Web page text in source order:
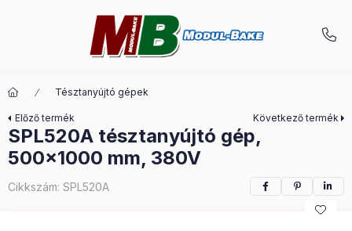
Tésztanyújtó gépek
Előző termék Következő termék
SPL520A tésztanyújtó gép,
500x1000 mm, 380V
Cikkszám: SPL520A